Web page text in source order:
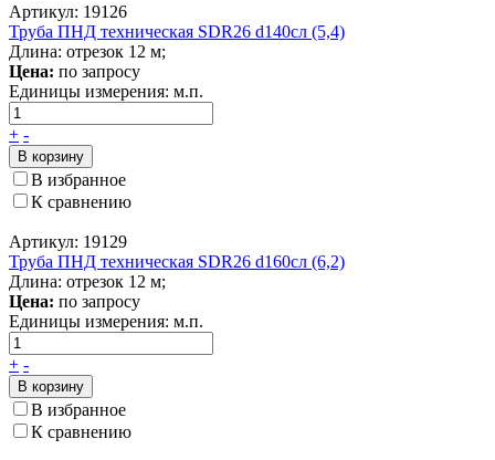
Артикул: 19126
Труба ПНД техническая SDR26 d140сл (5,4)
Длина: отрезок 12 м;
Цена: по запросу
Единицы измерения: м.п.
+ -
В корзину
В избранное
К сравнению
Артикул: 19129
Труба ПНД техническая SDR26 d160сл (6,2)
Длина: отрезок 12 м;
Цена: по запросу
Единицы измерения: м.п.
+ -
В корзину
В избранное
К сравнению